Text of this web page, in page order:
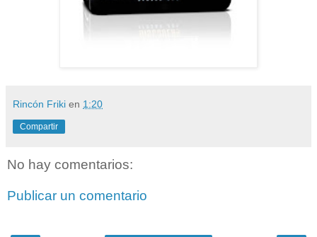
Rincón Friki en 1:20
Compartir
No hay comentarios:
Publicar un comentario